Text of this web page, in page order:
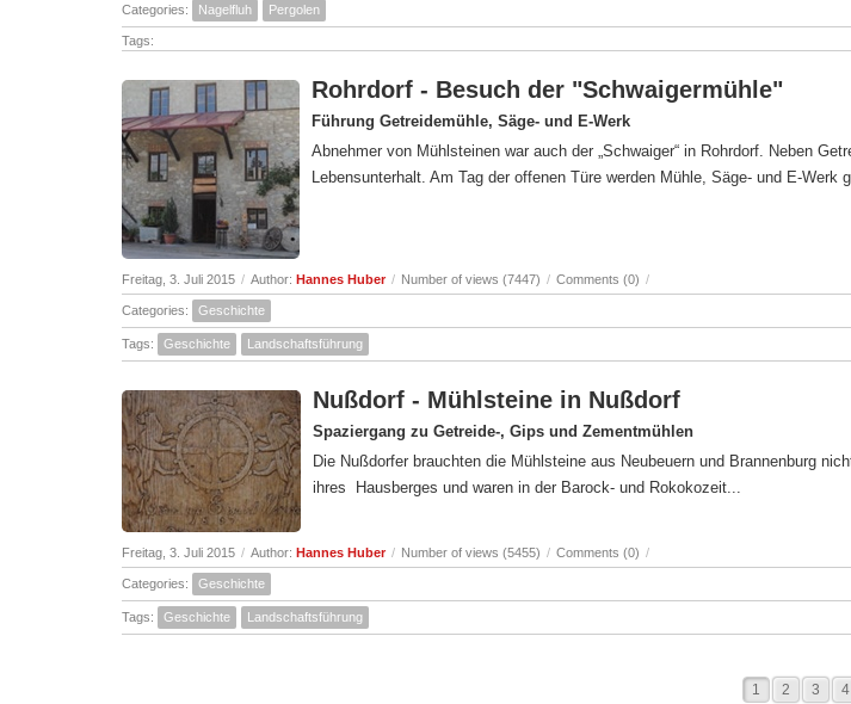
Categories: Nagelfluh Pergolen
Tags:
Rohrdorf - Besuch der "Schwaigermühle"
Führung Getreidemühle, Säge- und E-Werk
Abnehmer von Mühlsteinen war auch der „Schwaiger“ in Rohrdorf. Neben
Lebensunterhalt. Am Tag der offenen Türe werden Mühle, Säge- und E-Werk
Freitag, 3. Juli 2015 / Author: Hannes Huber / Number of views (7447) / Comments (0) /
Categories: Geschichte
Tags: Geschichte Landschaftsführung
Nußdorf - Mühlsteine in Nußdorf
Spaziergang zu Getreide-, Gips und Zementmühlen
Die Nußdorfer brauchten die Mühlsteine aus Neubeuern und Brannenburg
ihres Hausberges und waren in der Barock- und Rokokozeit...
Freitag, 3. Juli 2015 / Author: Hannes Huber / Number of views (5455) / Comments (0) /
Categories: Geschichte
Tags: Geschichte Landschaftsführung
1 2 3 4